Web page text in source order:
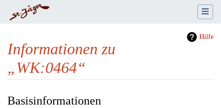
Hilfe
Informationen zu
„WK:0464“
Basisinformationen